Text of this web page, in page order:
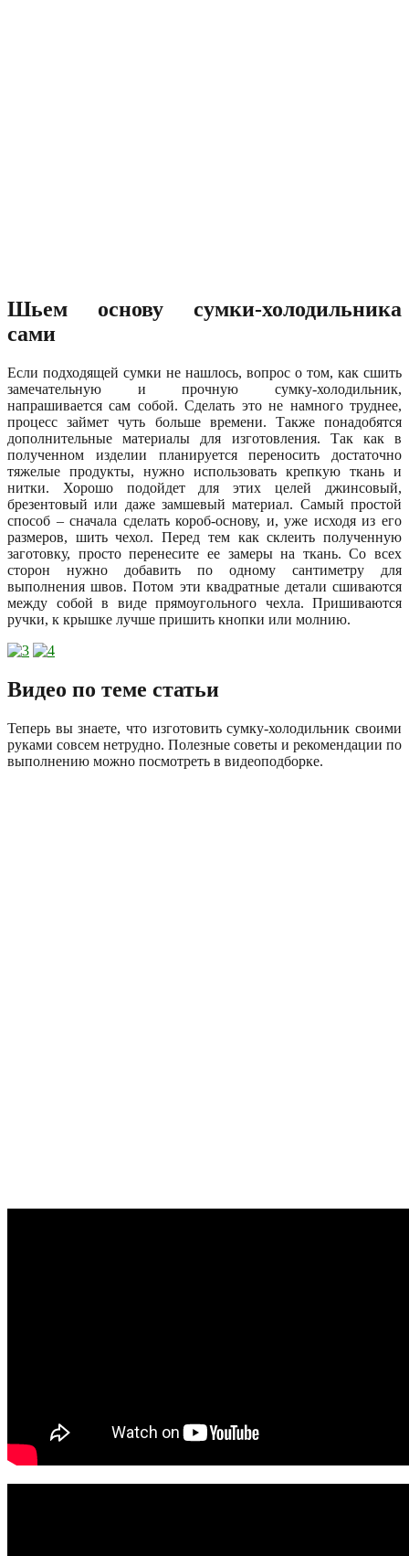
Шьем основу сумки-холодильника
сами
Если подходящей сумки не нашлось, вопрос о том, как сшить
замечательную и прочную сумку-холодильник,
напрашивается сам собой. Сделать это не намного труднее,
процесс займет чуть больше времени. Также понадобятся
дополнительные материалы для изготовления. Так как в
полученном изделии планируется переносить достаточно
тяжелые продукты, нужно использовать крепкую ткань и
нитки. Хорошо подойдет для этих целей джинсовый,
брезентовый или даже замшевый материал. Самый простой
способ – сначала сделать короб-основу, и, уже исходя из его
размеров, шить чехол. Перед тем как склеить полученную
заготовку, просто перенесите ее замеры на ткань. Со всех
сторон нужно добавить по одному сантиметру для
выполнения швов. Потом эти квадратные детали сшиваются
между собой в виде прямоугольного чехла. Пришиваются
ручки, к крышке лучше пришить кнопки или молнию.
Видео по теме статьи
Теперь вы знаете, что изготовить сумку-холодильник своими
руками совсем нетрудно. Полезные советы и рекомендации по
выполнению можно посмотреть в видеоподборке.